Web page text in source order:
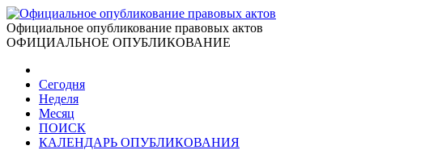
Официальное опубликование правовых актов
ОФИЦИАЛЬНОЕ ОПУБЛИКОВАНИЕ
Сегодня
Неделя
Месяц
ПОИСК
КАЛЕНДАРЬ ОПУБЛИКОВАНИЯ